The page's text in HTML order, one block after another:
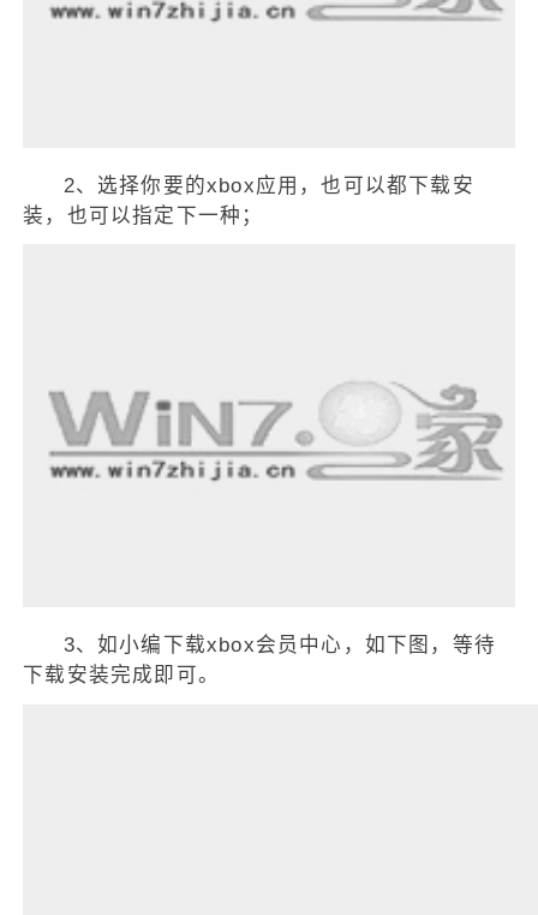
2、选择你要的xbox应用，也可以都下载安
装，也可以指定下一种；
3、如小编下载xbox会员中心，如下图，等待
下载安装完成即可。